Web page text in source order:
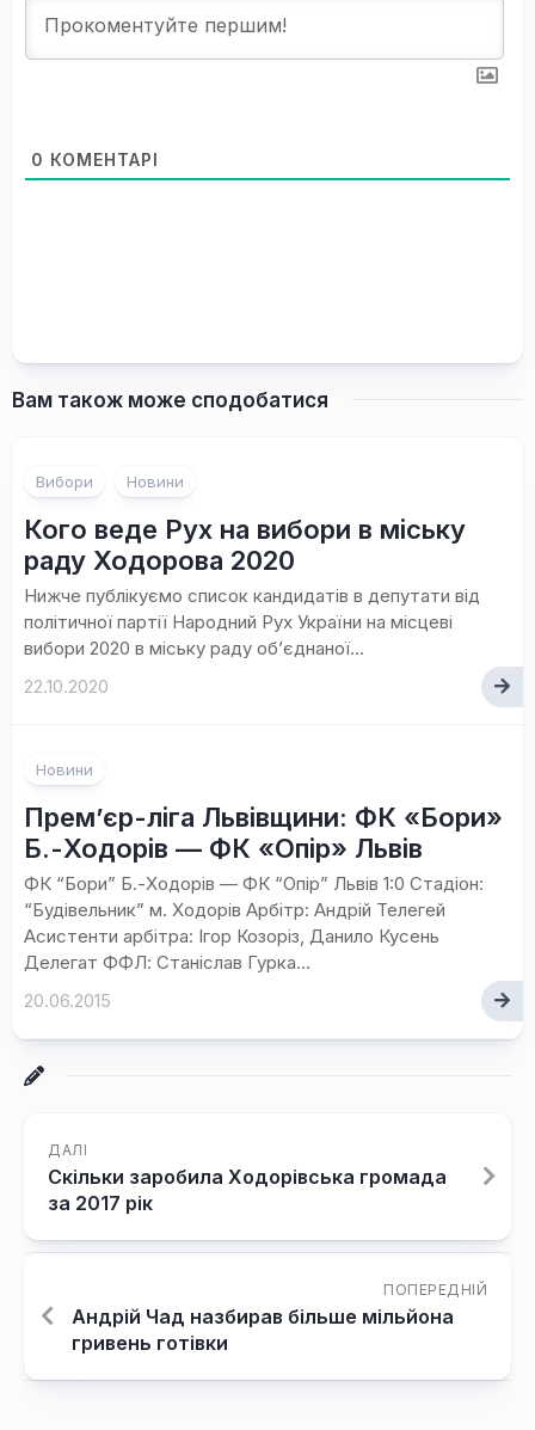
0 КОМЕНТАРІ
Вам також може сподобатися
Вибори Новини
Кого веде Рух на вибори в міську
раду Ходорова 2020
Нижче публікуємо список кандидатів в депутати від
політичної партії Народний Рух України на місцеві
вибори 2020 в міську раду об’єднаної...
22.10.2020
Новини
Прем’єр-ліга Львівщини: ФК «Бори»
Б.-Ходорів — ФК «Опір» Львів
ФК “Бори” Б.-Ходорів — ФК “Опір” Львів 1:0 Стадіон:
“Будівельник” м. Ходорів Арбітр: Андрій Телегей
Асистенти арбітра: Ігор Козоріз, Данило Кусень
Делегат ФФЛ: Станіслав Гурка...
20.06.2015
ДАЛІ
Скільки заробила Ходорівська громада
за 2017 рік
ПОПЕРЕДНІЙ
Андрій Чад назбирав більше мільйона
гривень готівки